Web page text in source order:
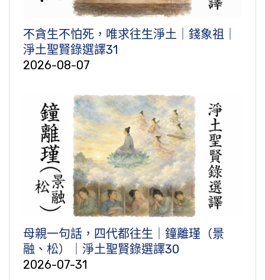
不貪生不怕死，唯求往生淨土｜錢象祖｜
淨土聖賢錄選譯31
2026-08-07
母親一句話，四代都往生｜鐘離瑾（景
融、松）｜淨土聖賢錄選譯30
2026-07-31